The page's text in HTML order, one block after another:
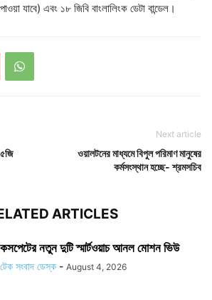
যাবে) এবং ১৮ জিবি বাংলালিংক ডেটা বান্ডেল।
Next article
ওয়ালটনের মাধ্যমে বিপুল পরিমাণ মানুষের
কর্মসংস্থান হচ্ছে- শ্রমসচিব
ARTICLES
কসপেটের নতুন দুটি স্মার্টওয়াচ আনল মোশন ভিউ
টেক সংবাদ ডেস্ক - August 4, 2026